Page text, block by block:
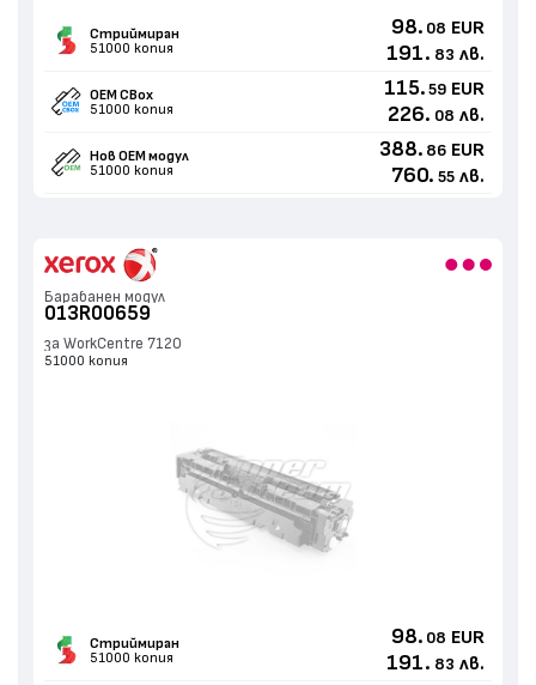
Стриймиран
51000 копия
98. 08 EUR
191. 83 лв.
OEM CBox
51000 копия
115. 59 EUR
226. 08 лв.
Нов ОЕМ модул
51000 копия
388. 86 EUR
760. 55 лв.
Барабанен модул
013R00659
за WorkCentre 7120
51000 копия
Стриймиран
51000 копия
98. 08 EUR
191. 83 лв.